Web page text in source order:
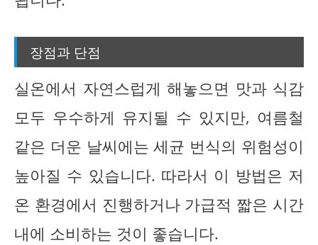
장점과 단점
실온에서 자연스럽게 해놓으면 맛과 식감
모두 우수하게 유지될 수 있지만, 여름철
같은 더운 날씨에는 세균 번식의 위험성이
높아질 수 있습니다. 따라서 이 방법은 저
온 환경에서 진행하거나 가급적 짧은 시간
내에 소비하는 것이 좋습니다.